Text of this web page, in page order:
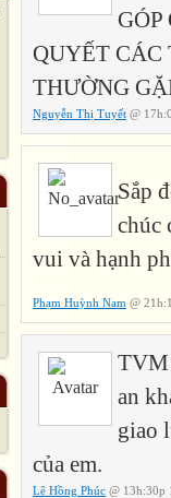
QUYẾT
THƯỜNG
Nguyễn Thị Tuyết @
Sắp
chúc
vui và hạnh
Phạm Huỳnh Nam @
TVM
an
giao
của em.
Lê Hồng Phúc @ 13h:30p